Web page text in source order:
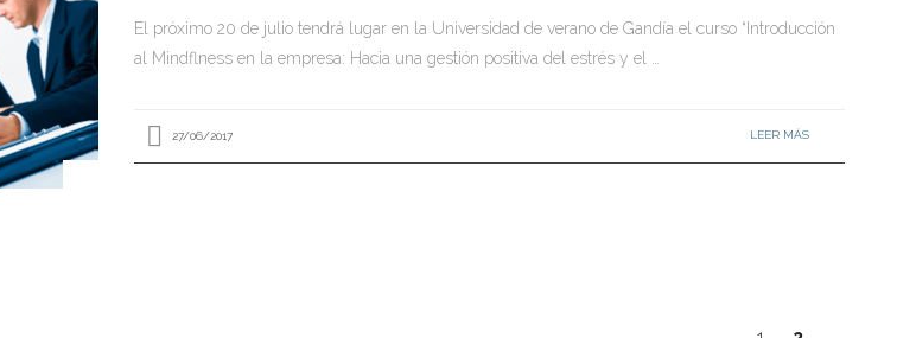
El próximo 20 de julio tendrá lugar en la Universidad de verano de Gandía el curso “Introducción
al Mindflness en la empresa: Hacia una gestión positiva del estrés y el …
27/06/2017 LEER MÁS